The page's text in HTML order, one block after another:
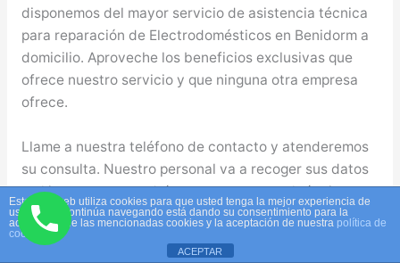
disponemos del mayor servicio de asistencia técnica
para reparación de Electrodomésticos en Benidorm a
domicilio. Aproveche los beneficios exclusivas que
ofrece nuestro servicio y que ninguna otra empresa
ofrece.
Llame a nuestra teléfono de contacto y atenderemos
su consulta. Nuestro personal va a recoger sus datos
y al instante se pondrá en contacto con el técnico en
Benidorm para reparar su aparato averiado. De forma
inmediata y sin incremento de precio el técnico se
pondrá en contacto con usted a fin de que escoja el
Este sitio web utiliza cookies para que usted tenga la mejor experiencia de
usuario. Si continúa navegando está dando su consentimiento para la
aceptación de las mencionadas cookies y la aceptación de nuestra política de
cookies
ACEPTAR